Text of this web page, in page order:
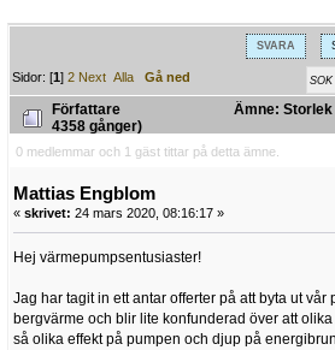
SVARA
Sidor: [1]2 Next Alla Gå ned
Författare
Ämne:
4358 gånger)
0 medlemmar och 1 gäst tittar på detta ämne.
Mattias Engblom
« skrivet: 24 mars 2020, 08:16:17 »
Hej värmepumpsentusiaster!
Jag har tagit in ett antar offerter på att byta ut vår
bergvärme och blir lite konfunderad över att olika
så olika effekt på pumpen och djup på